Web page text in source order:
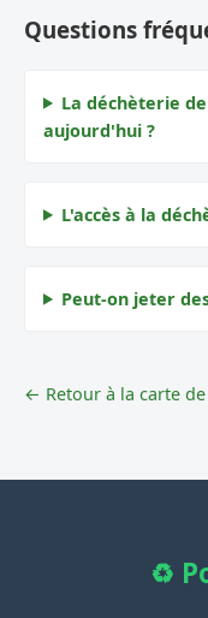
Questions
La déchèterie
aujourd'hui ?
L'accès à la
Peut-on jeter
← Retour à la carte
♻️